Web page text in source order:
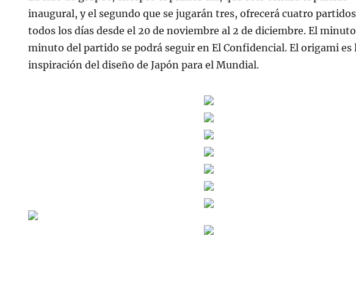
inaugural, y el segundo que se jugarán tres, ofrecerá cuatro
todos los días desde el 20 de noviembre al 2 de diciembre. El
minuto del partido se podrá seguir en El Confidencial. El origami es
inspiración del diseño de Japón para el Mundial.